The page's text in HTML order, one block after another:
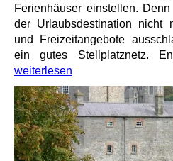
Ferienhäuser einstellen.
der Urlaubsdestination nicht
und Freizeitangebote
ein gutes Stellplatznetz.
weiterlesen